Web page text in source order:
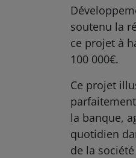
soutenu la
ce projet à
100 000€.
Ce projet
la banque,
quotidien
de la